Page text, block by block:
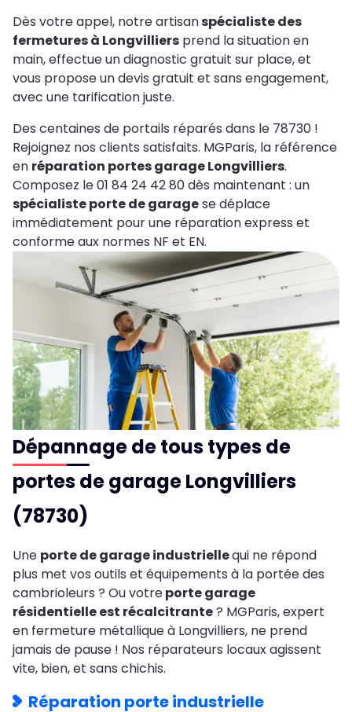
Dès votre appel, notre artisanspécialiste des
fermetures à Longvilliers prend la situation en
main, effectue un diagnostic gratuit sur place, et
vous propose un devis gratuit et sans engagement,
avec une tarification juste.
Des centaines de portails réparés dans le 78730 !
Rejoignez nos clients satisfaits. MGParis, la référence
en réparation portes garage Longvilliers.
Composez le 01 84 24 42 80 dès maintenant : un
spécialiste porte de garagese déplace
immédiatement pour une réparation express et
conforme aux normes NF et EN.
Dépannage de tous types de
portes de garage Longvilliers
(78730)
Une porte de garage industriellequi ne répond
plus met vos outils et équipements à la portée des
cambrioleurs ? Ou votreporte garage
résidentielle est récalcitrante? MGParis, expert
en fermeture métallique à Longvilliers, ne prend
jamais de pause ! Nos réparateurs locaux agissent
vite, bien, et sans chichis.
Réparation porte industrielle